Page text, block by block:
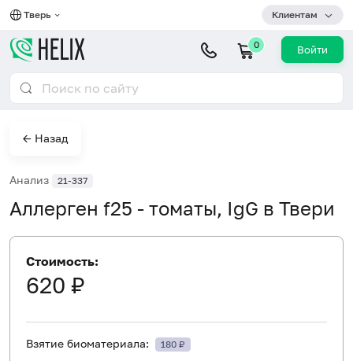
Тверь Клиентам
0 Войти
← Назад
Анализ 21-337
Аллерген f25 - томаты, IgG в Твери
Стоимость:
620 ₽
Взятие биоматериала: 180 ₽